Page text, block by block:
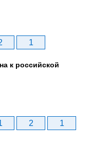
1
к российской
2
1